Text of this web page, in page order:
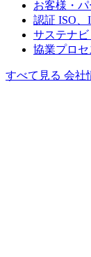
お客様・
認証 ISO、
サステナビ
協業プロセ
すべて見る 会社